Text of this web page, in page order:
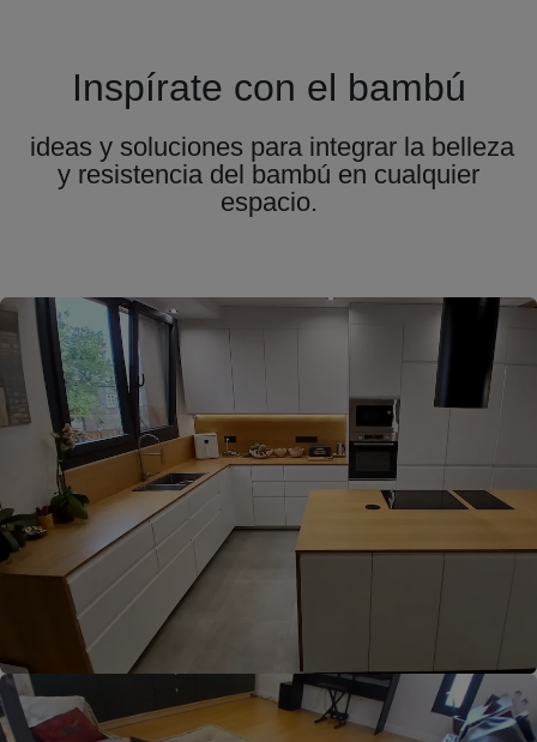
Inspírate con el bambú
ideas y soluciones para integrar la belleza
y resistencia del bambú en cualquier
espacio.